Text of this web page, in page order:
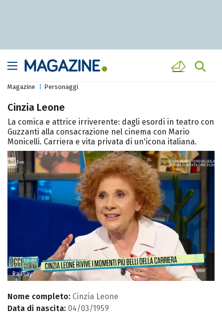
Magazine Personaggi
Cinzia Leone
La comica e attrice irriverente: dagli esordi in teatro con
Guzzanti alla consacrazione nel cinema con Mario
Monicelli. Carriera e vita privata di un'icona italiana.
RaiPlay
Nome completo: Cinzia Leone
Data di nascita: 04/03/1959